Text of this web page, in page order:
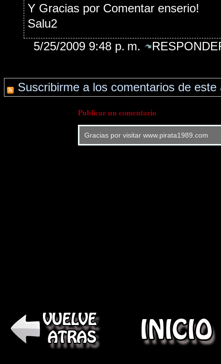
Y Gracias por Comentar enserio!
Salu2
5/25/2009 9:48 p. m.
Suscribirme a los comentarios de este
Publicar un comentario
Gracias por visitar www.pirata1989.com